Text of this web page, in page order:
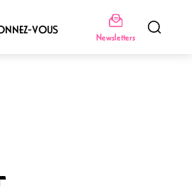
VOUS
Newsletters